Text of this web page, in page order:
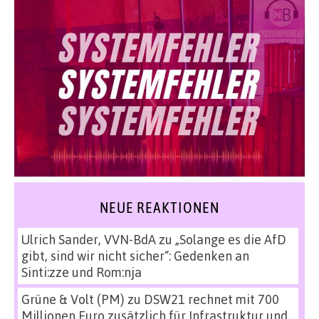
NEUE REAKTIONEN
Ulrich Sander, VVN-BdAzu „Solange es die AfD
gibt, sind wir nicht sicher“: Gedenken an
Sinti:zze und Rom:nja
Grüne & Volt (PM) zu DSW21 rechnet mit 700
Millionen Euro zusätzlich für Infrastruktur und